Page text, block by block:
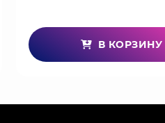
В КОРЗИНУ